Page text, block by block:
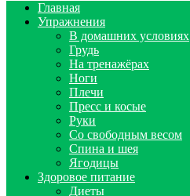
Главная
Упражнения
В домашних условиях
Грудь
На тренажёрах
Ноги
Плечи
Пресс и косые
Руки
Со свободным весом
Спина и шея
Ягодицы
Здоровое питание
Диеты